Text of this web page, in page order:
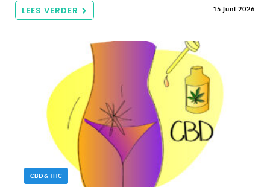
LEES VERDER 15 juni 2026
CBD & THC